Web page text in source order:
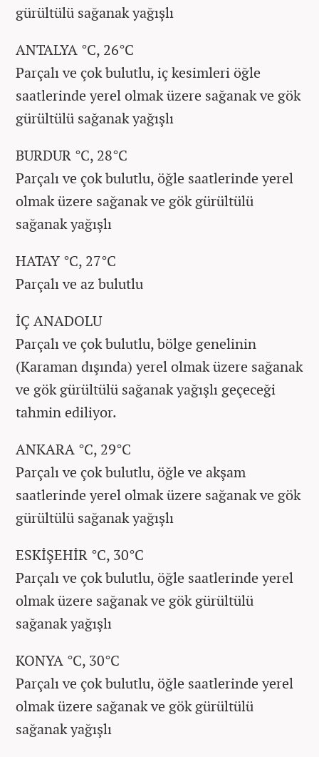
gürültülü sağanak yağışlı
ANTALYA °C, 26°C
Parçalı ve çok bulutlu, iç kesimleri öğle
saatlerinde yerel olmak üzere sağanak ve gök
gürültülü sağanak yağışlı
BURDUR °C, 28°C
Parçalı ve çok bulutlu, öğle saatlerinde yerel
olmak üzere sağanak ve gök gürültülü
sağanak yağışlı
HATAY °C, 27°C
Parçalı ve az bulutlu
İÇ ANADOLU
Parçalı ve çok bulutlu, bölge genelinin
(Karaman dışında) yerel olmak üzere sağanak
ve gök gürültülü sağanak yağışlı geçeceği
tahmin ediliyor.
ANKARA °C, 29°C
Parçalı ve çok bulutlu, öğle ve akşam
saatlerinde yerel olmak üzere sağanak ve gök
gürültülü sağanak yağışlı
ESKİŞEHİR °C, 30°C
Parçalı ve çok bulutlu, öğle saatlerinde yerel
olmak üzere sağanak ve gök gürültülü
sağanak yağışlı
KONYA °C, 30°C
Parçalı ve çok bulutlu, öğle saatlerinde yerel
olmak üzere sağanak ve gök gürültülü
sağanak yağışlı